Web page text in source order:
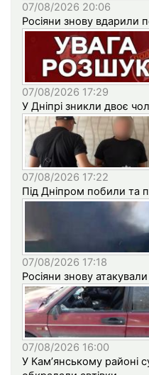
07/08/2026 20:06
Росіяни знову вдарили
07/08/2026 17:29
У Дніпрі зникли двоє
07/08/2026 17:22
Під Дніпром побили та
07/08/2026 17:18
Росіяни знову
07/08/2026 16:00
У Кам’янському районі